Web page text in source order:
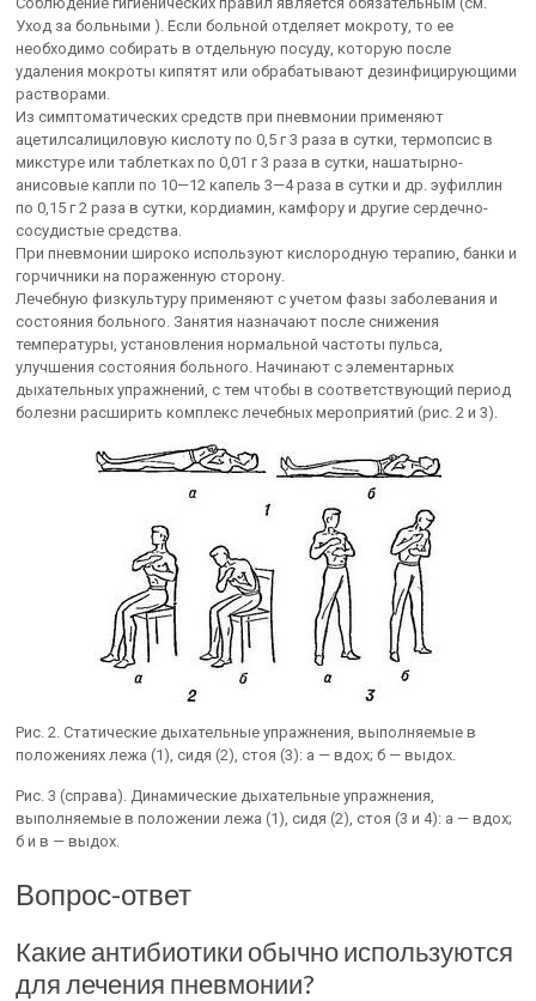
Уход за больными ). Если больной отделяет мокроту, то ее
необходимо собирать в отдельную посуду, которую после
удаления мокроты кипятят или обрабатывают дезинфицирующими
растворами.
Из симптоматических средств при пневмонии применяют
ацетилсалициловую кислоту по 0,5 г 3 раза в сутки, термопсис в
микстуре или таблетках по 0,01 г 3 раза в сутки, нашатырно-
анисовые капли по 10—12 капель 3—4 раза в сутки и др. эуфиллин
по 0,15 г 2 раза в сутки, кордиамин, камфору и другие сердечно-
сосудистые средства.
При пневмонии широко используют кислородную терапию, банки и
горчичники на пораженную сторону.
Лечебную физкультуру применяют с учетом фазы заболевания и
состояния больного. Занятия назначают после снижения
температуры, установления нормальной частоты пульса,
улучшения состояния больного. Начинают с элементарных
дыхательных упражнений, с тем чтобы в соответствующий период
болезни расширить комплекс лечебных мероприятий (рис. 2 и 3).
Рис. 2. Статические дыхательные упражнения, выполняемые в
положениях лежа (1), сидя (2), стоя (3): а — вдох; б — выдох.
Рис. 3 (справа). Динамические дыхательные упражнения,
выполняемые в положении лежа (1), сидя (2), стоя (3 и 4): а — вдох;
б и в — выдох.
Вопрос-ответ
Какие антибиотики обычно используются
для лечения пневмонии?